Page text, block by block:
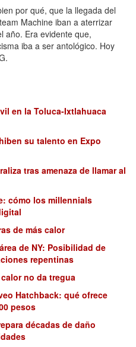
por qué, que la llegada del
Machine iban a aterrizar
año. Era evidente que,
iba a ser antológico. Hoy
en la Toluca-Ixtlahuaca
su talento en Expo
tras amenaza de llamar al
cómo los millennials
de más calor
de NY: Posibilidad de
repentinas
no da tregua
Hatchback: qué ofrece
pesos
décadas de daño